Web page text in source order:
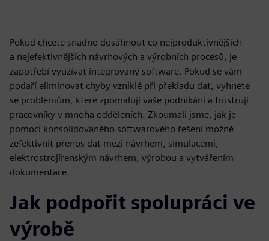
Pokud chcete snadno dosáhnout co nejproduktivnějších
a nejefektivnějších návrhových a výrobních procesů, je
zapotřebí využívat integrovaný software. Pokud se vám
podaří eliminovat chyby vzniklé při překladu dat, vyhnete
se problémům, které zpomalují vaše podnikání a frustrují
pracovníky v mnoha odděleních. Zkoumali jsme, jak je
pomocí konsolidovaného softwarového řešení možné
zefektivnit přenos dat mezi návrhem, simulacemi,
elektrostrojírenským návrhem, výrobou a vytvářením
dokumentace.
Jak podpořit spolupráci ve
výrobě